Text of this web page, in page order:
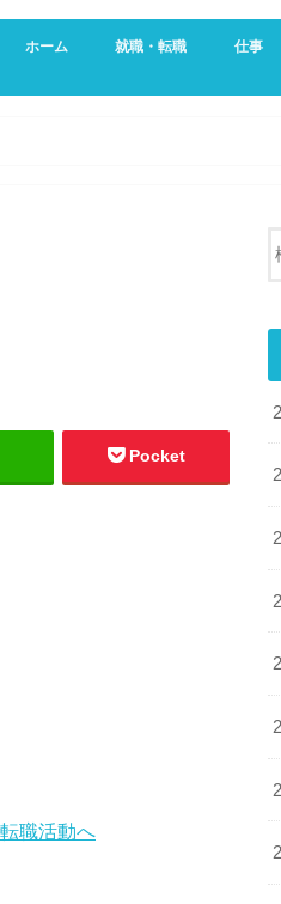
ホーム 就職・転職
新卒・就活生向け
20代向け転職サービス
仕事
営業
不動産
Pocket